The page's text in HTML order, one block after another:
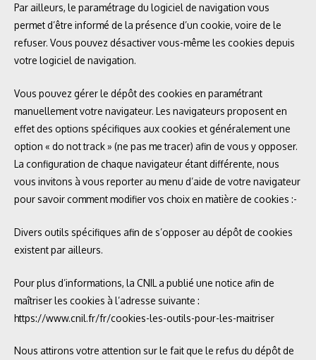
Par ailleurs, le paramétrage du logiciel de navigation vous
permet d’être informé de la présence d’un cookie, voire de le
refuser. Vous pouvez désactiver vous-même les cookies depuis
votre logiciel de navigation.
Vous pouvez gérer le dépôt des cookies en paramétrant
manuellement votre navigateur. Les navigateurs proposent en
effet des options spécifiques aux cookies et généralement une
option « do not track » (ne pas me tracer) afin de vous y opposer.
La configuration de chaque navigateur étant différente, nous
vous invitons à vous reporter au menu d’aide de votre navigateur
pour savoir comment modifier vos choix en matière de cookies :-
Divers outils spécifiques afin de s’opposer au dépôt de cookies
existent par ailleurs.
Pour plus d’informations, la CNIL a publié une notice afin de
maîtriser les cookies à l’adresse suivante :
https://www.cnil.fr/fr/cookies-les-outils-pour-les-maitriser
Nous attirons votre attention sur le fait que le refus du dépôt de